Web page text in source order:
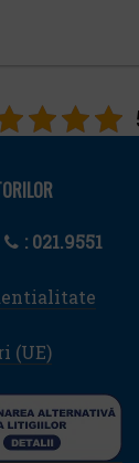
: 021.9551
(UE)